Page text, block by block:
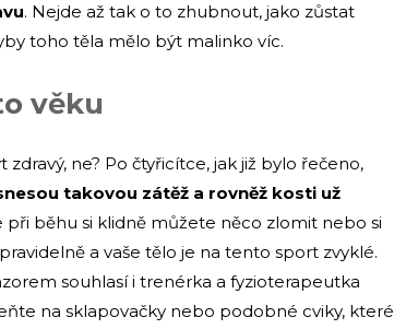
. Nejde až tak o to zhubnout, jako zůstat
toho těla mělo být malinko víc.
věku
ne? Po čtyřicítce, jak již bylo řečeno,
takovou zátěž a rovněž kosti už
při běhu si klidně můžete něco zlomit nebo si
a vaše tělo je na tento sport zvyklé.
souhlasí i trenérka a fyzioterapeutka
na sklapovačky nebo podobné cviky, které